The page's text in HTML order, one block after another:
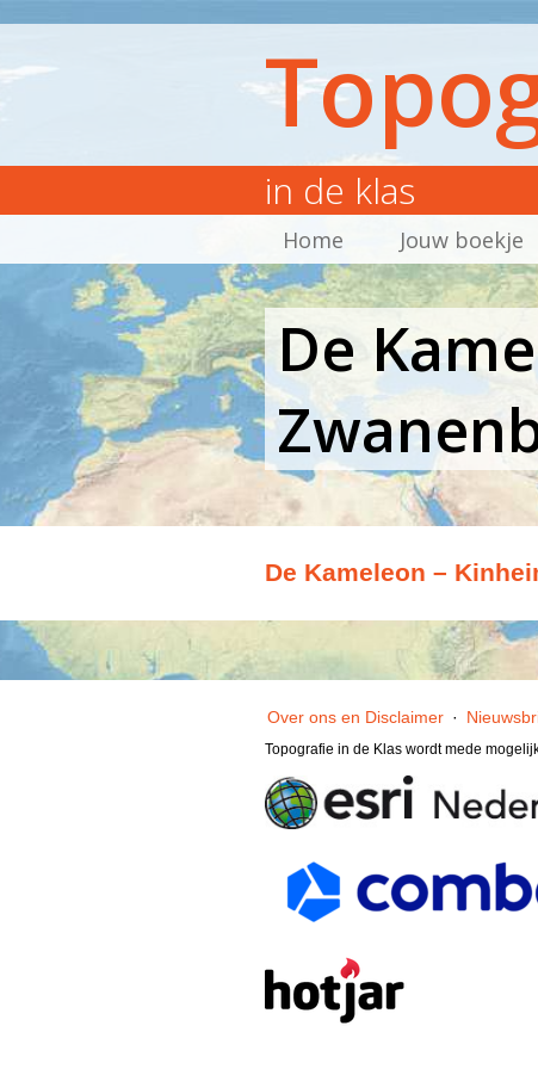
in de klas
Home Jouw boekje
De
De Kameleon –
Over ons en Disclaimer ·
Topografie in de Klas wordt mede